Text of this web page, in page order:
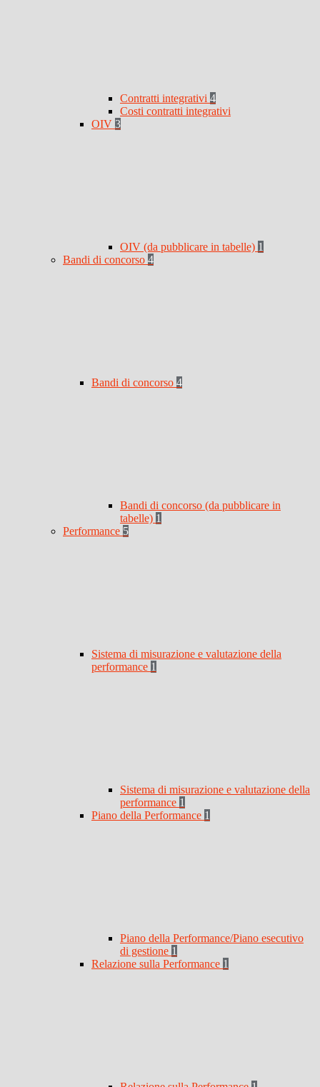
Contratti integrativi 4
Costi contratti integrativi
OIV 3
OIV (da pubblicare in tabelle) 1
Bandi di concorso 4
Bandi di concorso 4
Bandi di concorso (da pubblicare in
tabelle) 1
Performance 5
Sistema di misurazione e valutazione della
performance 1
Sistema di misurazione e valutazione della
performance 1
Piano della Performance 1
Piano della Performance/Piano esecutivo
di gestione 1
Relazione sulla Performance 1